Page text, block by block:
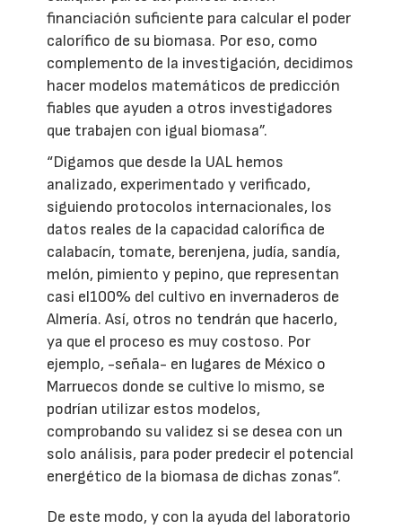
financiación suficiente para calcular el poder
calorífico de su biomasa. Por eso, como
complemento de la investigación, decidimos
hacer modelos matemáticos de predicción
fiables que ayuden a otros investigadores
que trabajen con igual biomasa”.
“Digamos que desde la UAL hemos
analizado, experimentado y verificado,
siguiendo protocolos internacionales, los
datos reales de la capacidad calorífica de
calabacín, tomate, berenjena, judía, sandía,
melón, pimiento y pepino, que representan
casi el100% del cultivo en invernaderos de
Almería. Así, otros no tendrán que hacerlo,
ya que el proceso es muy costoso. Por
ejemplo, -señala- en lugares de México o
Marruecos donde se cultive lo mismo, se
podrían utilizar estos modelos,
comprobando su validez si se desea con un
solo análisis, para poder predecir el potencial
energético de la biomasa de dichas zonas”.
De este modo, y con la ayuda del laboratorio